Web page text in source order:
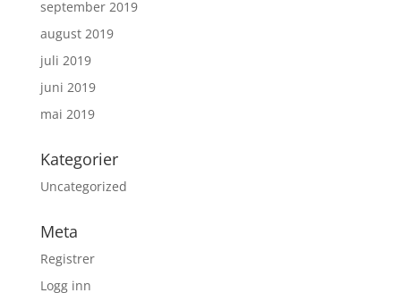
september 2019
august 2019
juli 2019
juni 2019
mai 2019
Kategorier
Uncategorized
Meta
Registrer
Logg inn